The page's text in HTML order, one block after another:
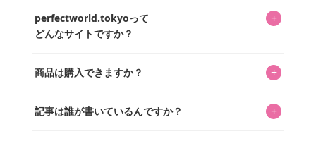
perfectworld.tokyoって
どんなサイトですか？
+
ってもらうニュースサイトです。運営はキャラグッズコレ
を中心に行われており、私たちは実際に40,000種のキャラグ
商品は購入できますか？ +
「perfectworld.shop」で、ほとんど全てのアイテムを購
記事は誰が書いているんですか？ +